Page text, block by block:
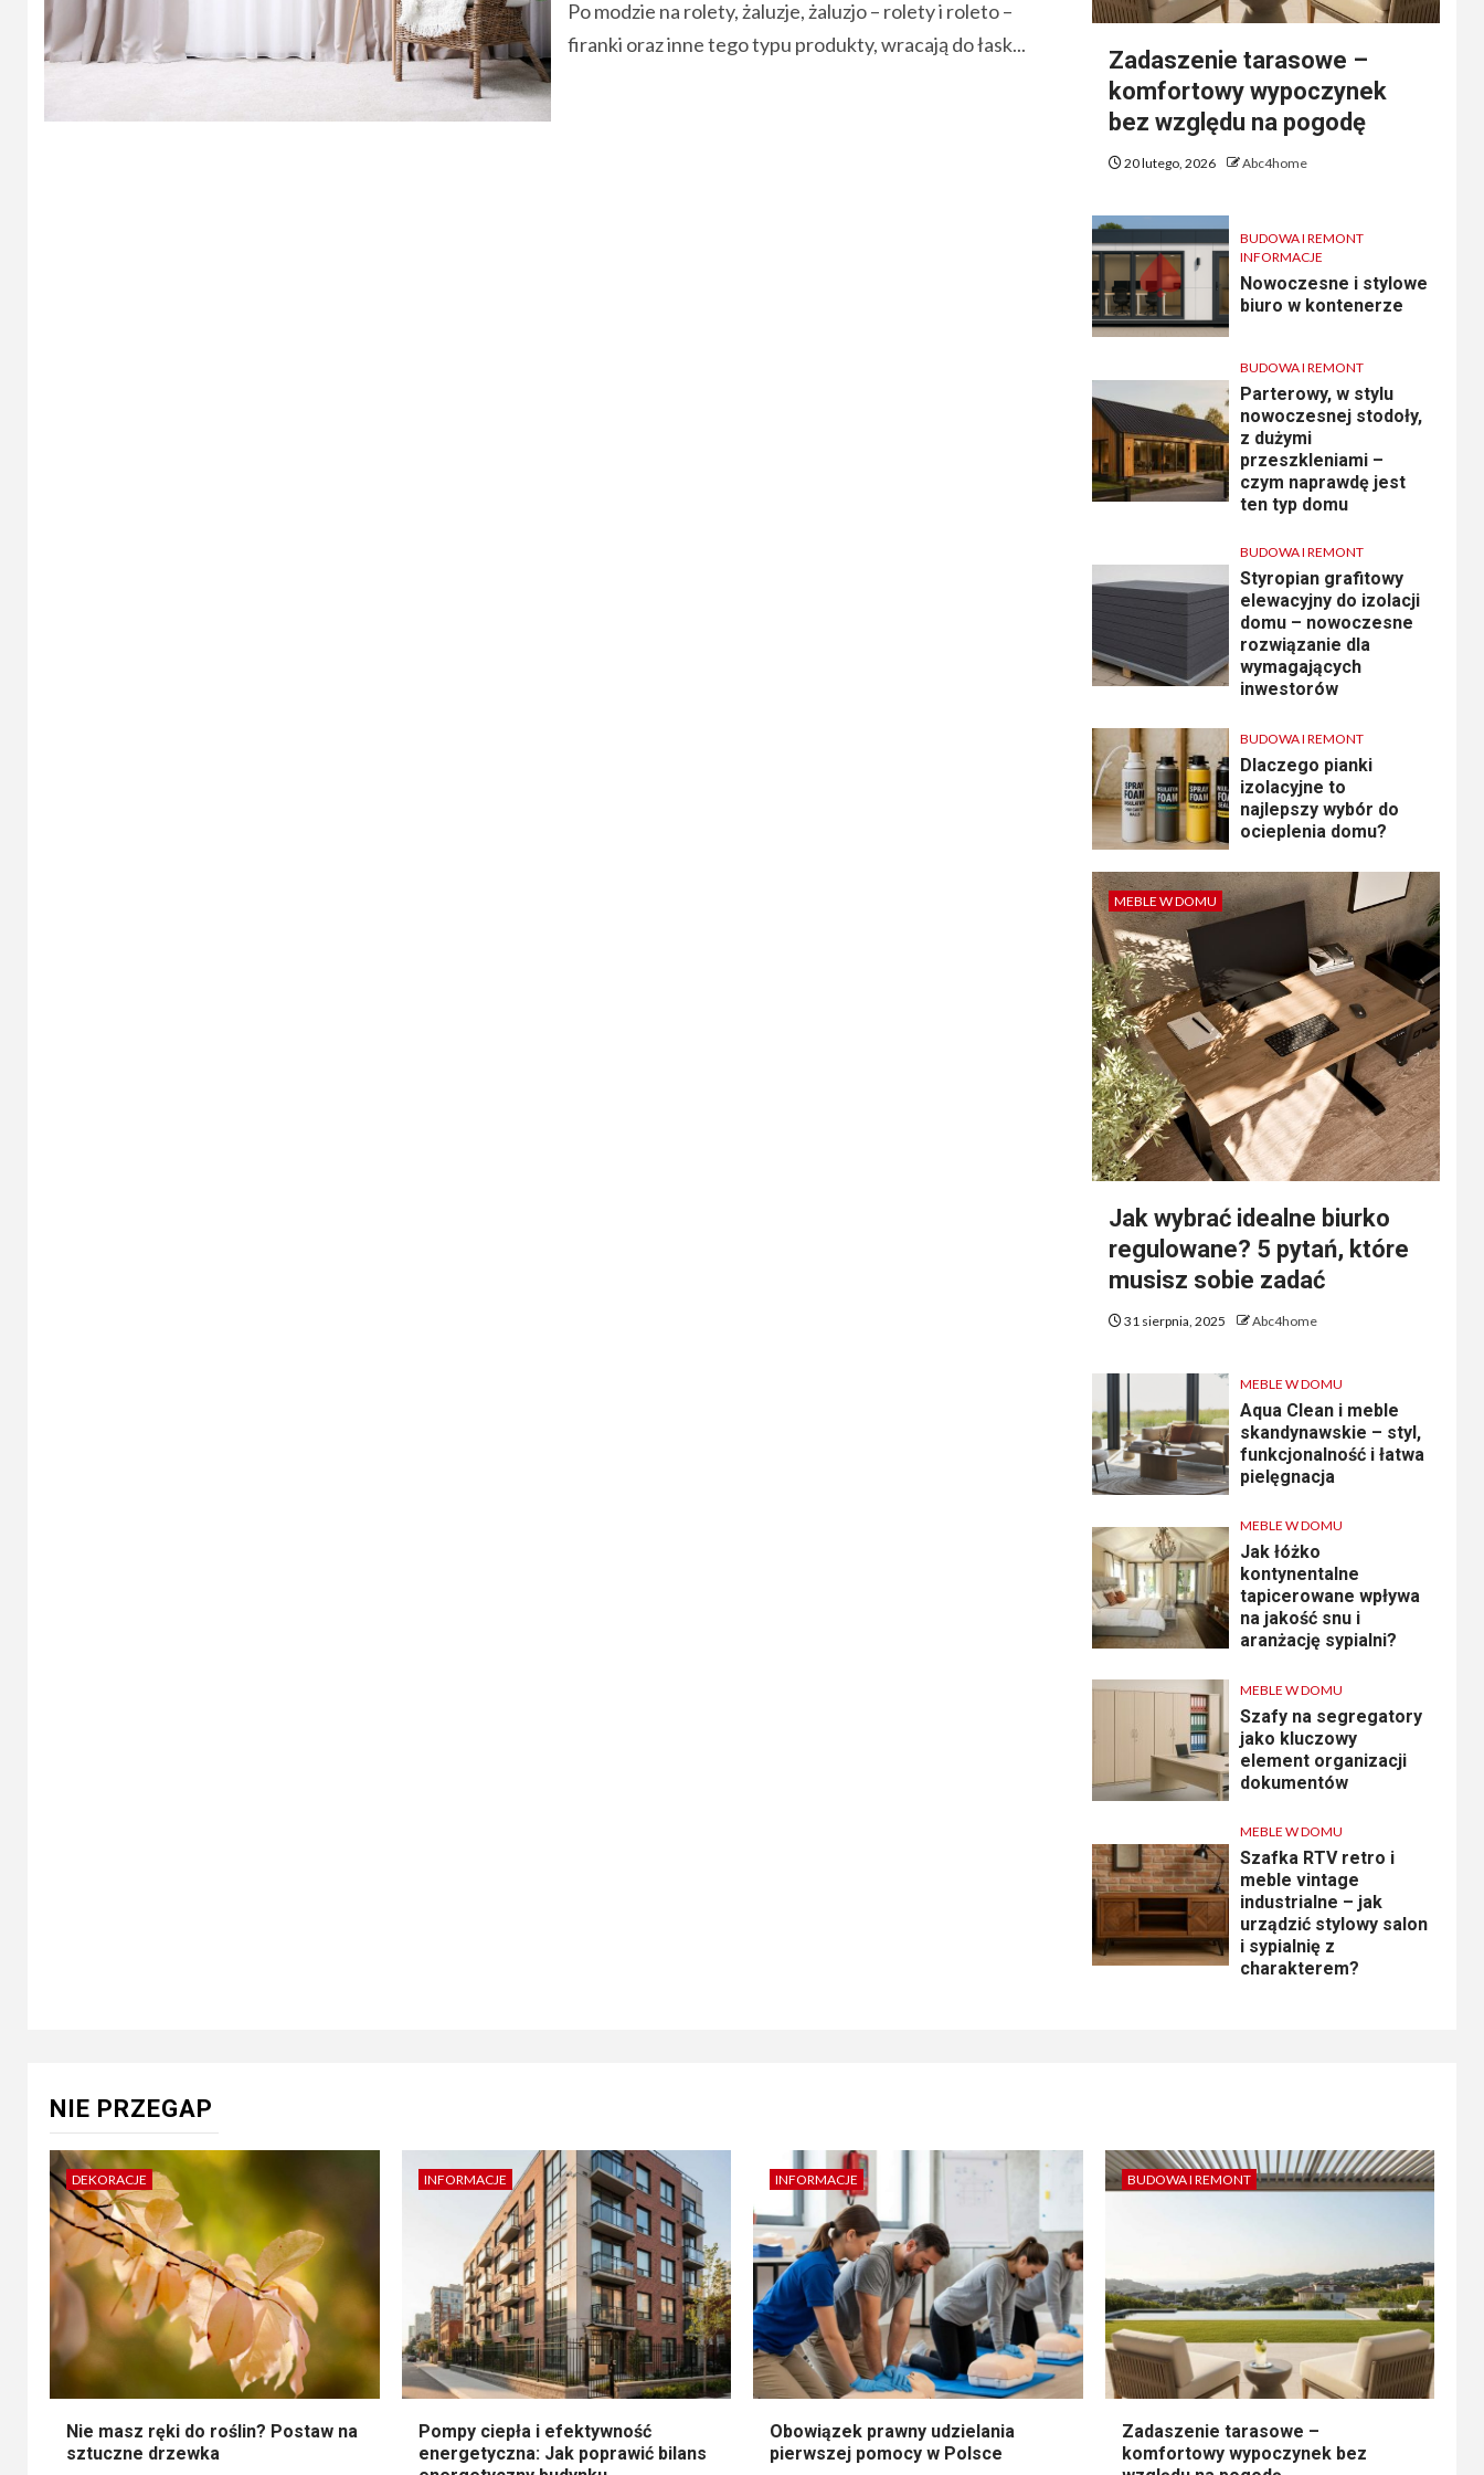
Po modzie na rolety, żaluzje, żaluzjo – rolety i roleto –
firanki oraz inne tego typu produkty, wracają do łask...
Zadaszenie tarasowe –
komfortowy wypoczynek
bez względu na pogodę
20 lutego, 2026 Abc4home
BUDOWA I REMONT
INFORMACJE
Nowoczesne i stylowe
biuro w kontenerze
BUDOWA I REMONT
Parterowy, w stylu
nowoczesnej stodoły,
z dużymi
przeszkleniami –
czym naprawdę jest
ten typ domu
BUDOWA I REMONT
Styropian grafitowy
elewacyjny do izolacji
domu – nowoczesne
rozwiązanie dla
wymagających
inwestorów
BUDOWA I REMONT
Dlaczego pianki
izolacyjne to
najlepszy wybór do
ocieplenia domu?
MEBLE W DOMU
Jak wybrać idealne biurko
regulowane? 5 pytań, które
musisz sobie zadać
31 sierpnia, 2025 Abc4home
MEBLE W DOMU
Aqua Clean i meble
skandynawskie – styl,
funkcjonalność i łatwa
pielęgnacja
MEBLE W DOMU
Jak łóżko
kontynentalne
tapicerowane wpływa
na jakość snu i
aranżację sypialni?
MEBLE W DOMU
Szafy na segregatory
jako kluczowy
element organizacji
dokumentów
MEBLE W DOMU
Szafka RTV retro i
meble vintage
industrialne – jak
urządzić stylowy salon
i sypialnię z
charakterem?
NIE PRZEGAP
DEKORACJE
Nie masz ręki do roślin? Postaw na
sztuczne drzewka
INFORMACJE
Pompy ciepła i efektywność
energetyczna: Jak poprawić bilans
INFORMACJE
Obowiązek prawny udzielania
pierwszej pomocy w Polsce
BUDOWA I REMONT
Zadaszenie tarasowe –
komfortowy wypoczynek bez